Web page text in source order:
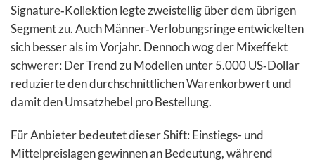
Signature‑Kollektion legte zweistellig über dem übrigen
Segment zu. Auch Männer‑Verlobungsringe entwickelten
sich besser als im Vorjahr. Dennoch wog der Mixeffekt
schwerer: Der Trend zu Modellen unter 5.000 US‑Dollar
reduzierte den durchschnittlichen Warenkorbwert und
damit den Umsatzhebel pro Bestellung.
Für Anbieter bedeutet dieser Shift: Einstiegs- und
Mittelpreislagen gewinnen an Bedeutung, während